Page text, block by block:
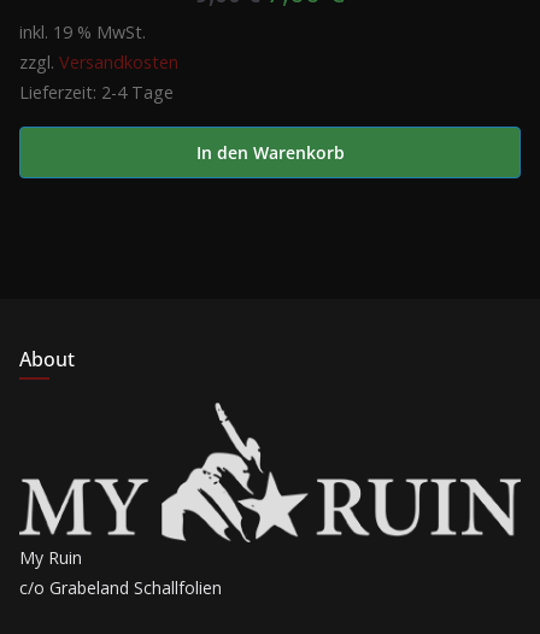
inkl. 19 % MwSt.
zzgl. Versandkosten
Lieferzeit: 2-4 Tage
In den Warenkorb
About
My Ruin
c/o Grabeland Schallfolien